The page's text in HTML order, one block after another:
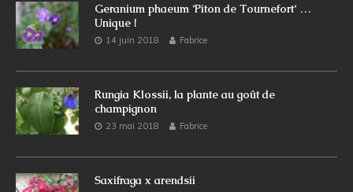
Geranium phaeum ‘Piton de Tournefort‘ …
Unique !
14 juin 2018 Fabrice
Rungia Klossii, la plante au goût de
champignon
23 mai 2018 Fabrice
Saxifraga x arendsii